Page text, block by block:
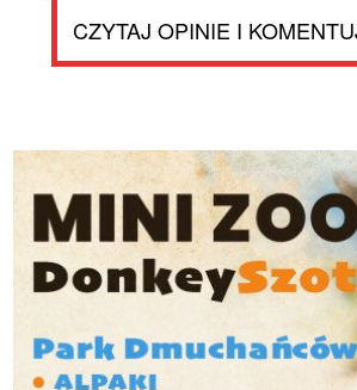
CZYTAJ OPINIE I